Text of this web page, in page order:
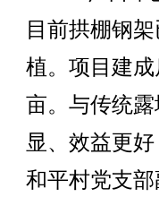
目前拱棚钢
植。项目建
亩。与传统
显、效益更
和平村党支部